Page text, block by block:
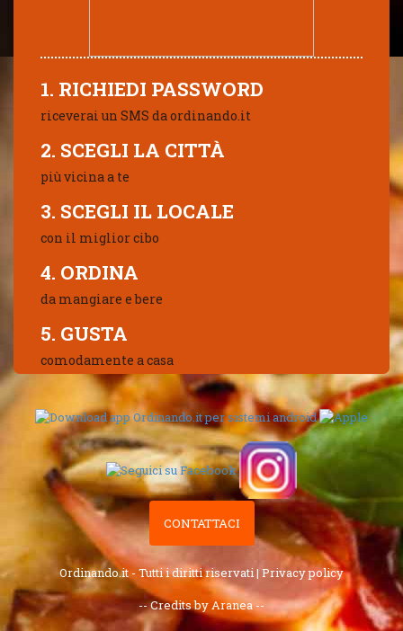
1. RICHIEDI PASSWORD
riceverai un SMS da ordinando.it
2. SCEGLI LA CITTÀ
più vicina a te
3. SCEGLI IL LOCALE
con il miglior cibo
4. ORDINA
da mangiare e bere
5. GUSTA
comodamente a casa
CONTATTACI
Ordinando.it - Tutti i diritti riservati | Privacy policy
-- Credits by Aranea --